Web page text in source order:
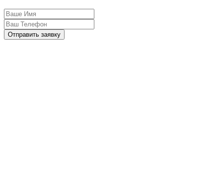
Отправить заявку